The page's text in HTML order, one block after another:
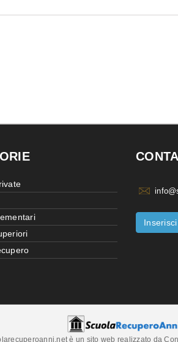
è un sito web realizzato da